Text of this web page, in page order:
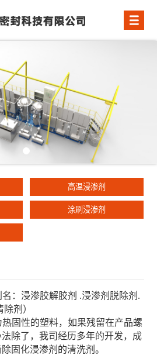
高温浸渗剂
涂刷浸渗剂
：浸渗胶解胶剂 .浸渗剂脱除剂.
剂）
固性的塑料，如果残留在产品螺
除了，我司经历多年的开发，成
固化浸渗剂的清洗剂。